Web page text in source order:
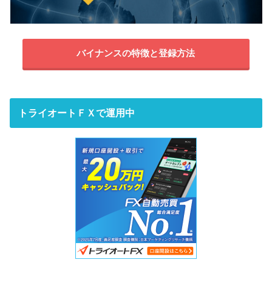
バイナンスの特徴と登録方法
トライオートＦＸで運用中